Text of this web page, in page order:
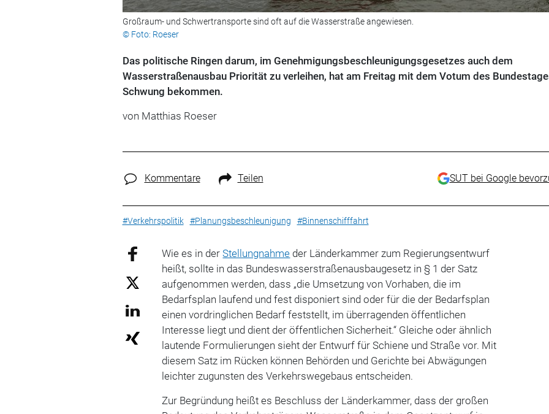
Großraum- und Schwertransporte sind oft auf die Wasserstraße angewiesen.
© Foto: Roeser
Das politische Ringen darum, im Genehmigungsbeschleunigungsgesetzes auch dem
Wasserstraßenausbau Priorität zu verleihen, hat am Freitag mit dem Votum des
Schwung bekommen.
von Matthias Roeser
Kommentare Teilen SUT bei Google
#Verkehrspolitik #Planungsbeschleunigung #Binnenschifffahrt
Wie es in derStellungnahme der Länderkammer zum Regierungsentwurf
heißt, sollte in das Bundeswasserstraßenausbaugesetz in § 1 der Satz
aufgenommen werden, dass „die Umsetzung von Vorhaben, die im
Bedarfsplan laufend und fest disponiert sind oder für die der Bedarfsplan
einen vordringlichen Bedarf feststellt, im überragenden öffentlichen
Interesse liegt und dient der öffentlichen Sicherheit.“ Gleiche oder ähnlich
lautende Formulierungen sieht der Entwurf für Schiene und Straße vor. Mit
diesem Satz im Rücken können Behörden und Gerichte bei Abwägungen
leichter zugunsten des Verkehrswegebaus entscheiden.
Zur Begründung heißt es Beschluss der Länderkammer, dass der großen